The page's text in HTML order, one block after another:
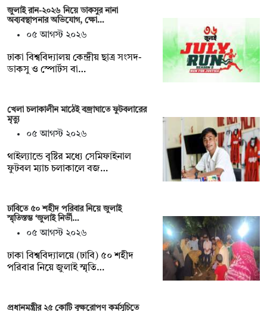
জুলাই রান-২০২৬ নিয়ে ডাকসুর নানা
অব্যবস্থাপনার অভিযোগ, ক্ষো…
০৫ আগস্ট ২০২৬
ঢাকা বিশ্ববিদ্যালয় কেন্দ্রীয় ছাত্র সংসদ-
ডাকসু ও স্পোর্টস বা…
খেলা চলাকালীন মাঠেই বজ্রাঘাতে ফুটবলারের
মৃত্যু
০৫ আগস্ট ২০২৬
থাইল্যান্ডে বৃষ্টির মধ্যে সেমিফাইনাল
ফুটবল ম্যাচ চলাকালে বজ…
ঢাবিতে ৫০ শহীদ পরিবার নিয়ে জুলাই
স্মৃতিস্তম্ভ ‘জুলাই নির্ভী…
০৫ আগস্ট ২০২৬
ঢাকা বিশ্ববিদ্যালয়ে (ঢাবি) ৫০ শহীদ
পরিবার নিয়ে জুলাই স্মৃতি…
প্রধানমন্ত্রীর ২৫ কোটি বৃক্ষরোপণ কর্মসূচিতে